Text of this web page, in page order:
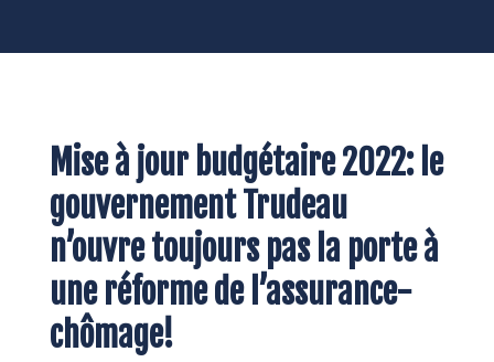
Mise à jour budgétaire 2022: le
gouvernement Trudeau
n’ouvre toujours pas la porte à
une réforme de l’assurance-
chômage!